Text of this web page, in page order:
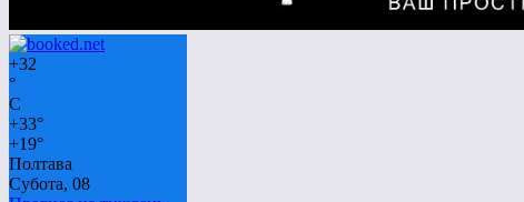
+32
°
C
+33°
+19°
Полтава
Субота, 08